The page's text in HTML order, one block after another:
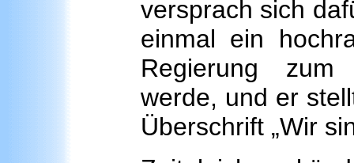
versprach sich
einmal ein
Regierung zum
werde, und er
Überschrift „Wir